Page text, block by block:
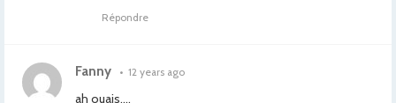
Répondre
Fanny • 12 years ago
ah ouais….